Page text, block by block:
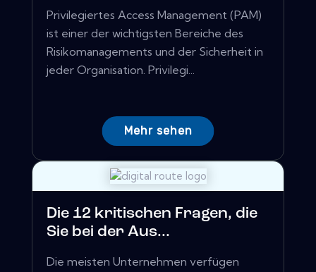
Privilegiertes Access Management (PAM)
ist einer der wichtigsten Bereiche des
Risikomanagements und der Sicherheit in
jeder Organisation. Privilegi...
Mehr sehen
Die 12 kritischen Fragen, die
Sie bei der Aus...
Die meisten Unternehmen verfügen